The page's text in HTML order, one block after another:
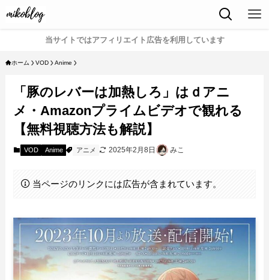
当サイトではアフィリエイト広告を利用しています
ホーム VOD Anime
「豚のレバーは加熱しろ」はｄアニ
メ・Amazonプライムビデオで観れる
【無料視聴方法も解説】
VOD Anime アニメ 2025年2月8日 みこ
当ページのリンクには広告が含まれています。